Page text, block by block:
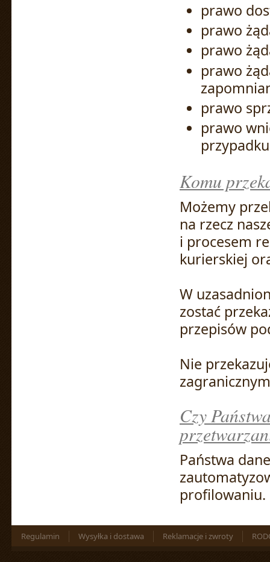
prawo
prawo
prawo
prawo
prawo
prawo
Komu
Możemy
na rzecz
i procesem
kurierskiej
W
zostać
przepisów
Nie
Czy
Państwa
profilowaniu.
Regulamin Wysyłka i dostawa Reklamacje i zwroty